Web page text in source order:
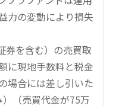
力の変動により損失
券を含む）の売買取
に現地手数料と税金
場合には差し引いた
（売買代金が75万